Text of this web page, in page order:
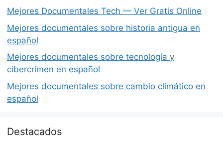
Mejores Documentales Tech — Ver Gratis Online
Mejores documentales sobre historia antigua en
español
Mejores documentales sobre tecnología y
cibercrimen en español
Mejores documentales sobre cambio climático en
español
Destacados